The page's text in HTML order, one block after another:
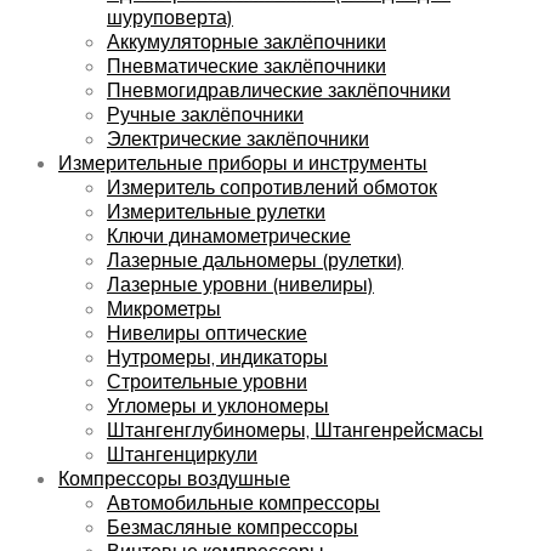
шуруповерта)
Аккумуляторные заклёпочники
Пневматические заклёпочники
Пневмогидравлические заклёпочники
Ручные заклёпочники
Электрические заклёпочники
Измерительные приборы и инструменты
Измеритель сопротивлений обмоток
Измерительные рулетки
Ключи динамометрические
Лазерные дальномеры (рулетки)
Лазерные уровни (нивелиры)
Микрометры
Нивелиры оптические
Нутромеры, индикаторы
Строительные уровни
Угломеры и уклономеры
Штангенглубиномеры, Штангенрейсмасы
Штангенциркули
Компрессоры воздушные
Автомобильные компрессоры
Безмасляные компрессоры